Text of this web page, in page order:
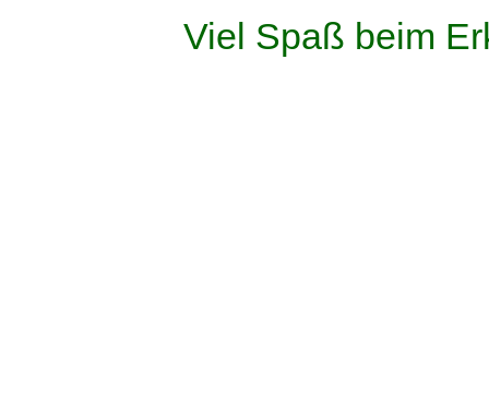
Viel Spaß beim